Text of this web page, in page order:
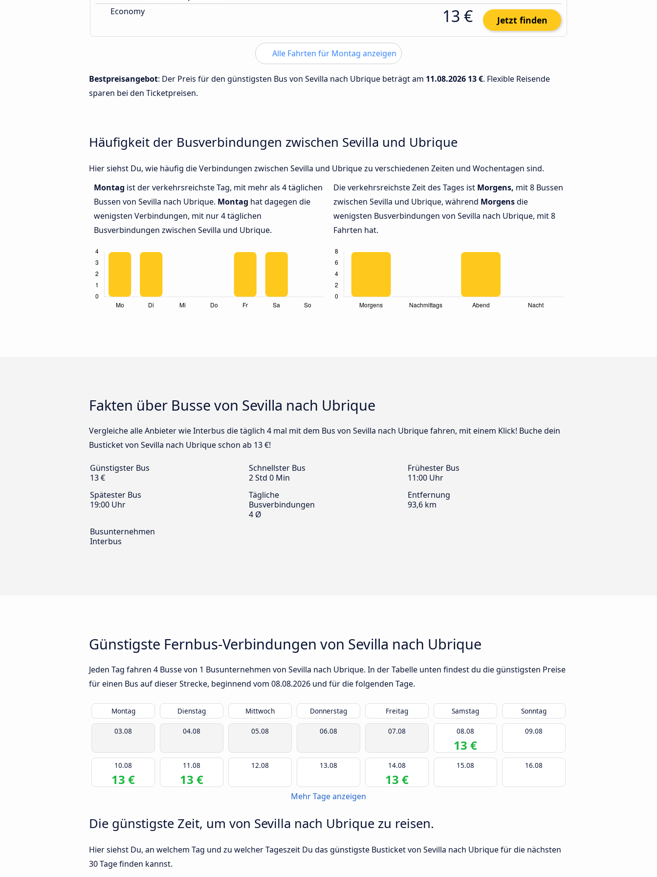
Economy 13 € Jetzt finden
Alle Fahrten für Montag anzeigen
Bestpreisangebot: Der Preis für den günstigsten Bus von Sevilla nach Ubrique beträgt am 11.08.2026 13 €. Flexible Reisende
sparen bei den Ticketpreisen.
Häufigkeit der Busverbindungen zwischen Sevilla und Ubrique
Hier siehst Du, wie häufig die Verbindungen zwischen Sevilla und Ubrique zu verschiedenen Zeiten und Wochentagen sind.
Montag ist der verkehrsreichste Tag, mit mehr als 4 täglichen
Bussen von Sevilla nach Ubrique. Montag hat dagegen die
wenigsten Verbindungen, mit nur 4 täglichen
Busverbindungen zwischen Sevilla und Ubrique.
Die verkehrsreichste Zeit des Tages ist Morgens, mit 8 Bussen
zwischen Sevilla und Ubrique, während Morgensdie
wenigsten Busverbindungen von Sevilla nach Ubrique, mit 8
Fahrten hat.
Fakten über Busse von Sevilla nach Ubrique
Vergleiche alle Anbieter wie Interbus die täglich 4 mal mit dem Bus von Sevilla nach Ubrique fahren, mit einem Klick! Buche dein
Busticket von Sevilla nach Ubrique schon ab 13 €!
Günstigster Bus
13 €
Schnellster Bus
2 Std 0 Min
Frühester Bus
11:00 Uhr
Spätester Bus
19:00 Uhr
Tägliche
Busverbindungen
4 Ø
Entfernung
93,6 km
Busunternehmen
Interbus
Günstigste Fernbus-Verbindungen von Sevilla nach Ubrique
Jeden Tag fahren 4 Busse von 1 Busunternehmen von Sevilla nach Ubrique. In der Tabelle unten findest du die günstigsten Preise
für einen Bus auf dieser Strecke, beginnend vom 08.08.2026 und für die folgenden Tage.
Montag Dienstag Mittwoch Donnerstag Freitag Samstag Sonntag
03.08 04.08 05.08 06.08 07.08 08.08
13 €
09.08
10.08
13 €
11.08
13 €
12.08 13.08 14.08
13 €
15.08 16.08
Mehr Tage anzeigen
Die günstigste Zeit, um von Sevilla nach Ubrique zu reisen.
Hier siehst Du, an welchem Tag und zu welcher Tageszeit Du das günstigste Busticket von Sevilla nach Ubrique für die nächsten
30 Tage finden kannst.